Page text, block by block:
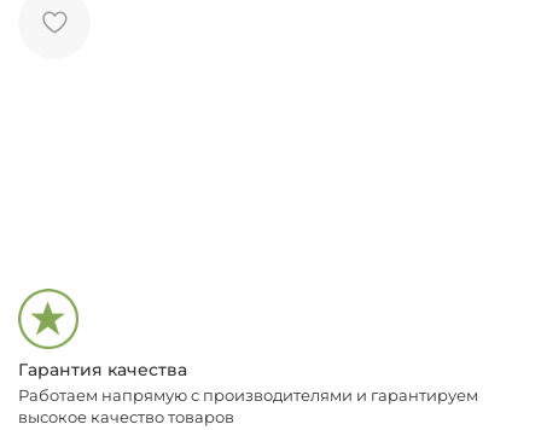
Гарантия качества
Работаем напрямую с производителями и гарантируем
высокое качество товаров